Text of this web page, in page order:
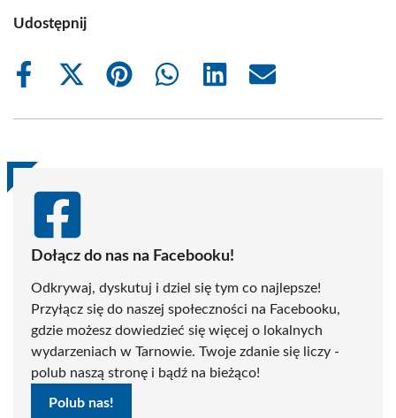
Udostępnij
Share
Share
(Twitter)
Share
Share
Share
Share
Dołącz do nas na Facebooku!
Odkrywaj, dyskutuj i dziel się tym co najlepsze!
Przyłącz się do naszej społeczności na Facebooku,
gdzie możesz dowiedzieć się więcej o lokalnych
wydarzeniach w Tarnowie. Twoje zdanie się liczy -
polub naszą stronę i bądź na bieżąco!
Polub nas!